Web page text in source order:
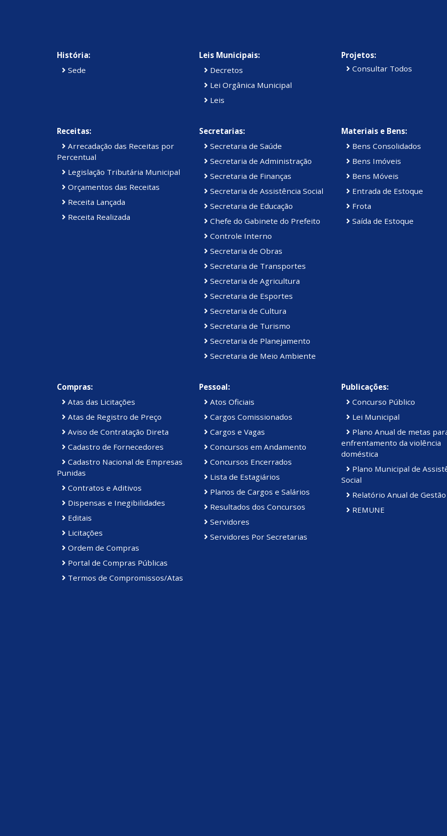
História:
Sede
Leis Municipais:
Decretos
Lei Orgânica Municipal
Leis
Projetos:
Consultar Todos
Receitas:
Arrecadação das Receitas por
Percentual
Legislação Tributária Municipal
Orçamentos das Receitas
Receita Lançada
Receita Realizada
Secretarias:
Secretaria de Saúde
Secretaria de Administração
Secretaria de Finanças
Secretaria de Assistência Social
Secretaria de Educação
Chefe do Gabinete do Prefeito
Controle Interno
Secretaria de Obras
Secretaria de Transportes
Secretaria de Agricultura
Secretaria de Esportes
Secretaria de Cultura
Secretaria de Turismo
Secretaria de Planejamento
Secretaria de Meio Ambiente
Materiais e Bens:
Bens Consolidados
Bens Imóveis
Bens Móveis
Entrada de Estoque
Frota
Saída de Estoque
Compras:
Atas das Licitações
Atas de Registro de Preço
Aviso de Contratação Direta
Cadastro de Fornecedores
Cadastro Nacional de Empresas
Punidas
Contratos e Aditivos
Dispensas e Inegibilidades
Editais
Licitações
Ordem de Compras
Portal de Compras Públicas
Termos de Compromissos/Atas
Pessoal:
Atos Oficiais
Cargos Comissionados
Cargos e Vagas
Concursos em Andamento
Concursos Encerrados
Lista de Estagiários
Planos de Cargos e Salários
Resultados dos Concursos
Servidores
Servidores Por Secretarias
Publicações:
Concurso Público
Lei Municipal
Plano Anual de metas
enfrentamento da violência
doméstica
Plano Municipal de
Social
Relatório Anual de Gestão
REMUNE